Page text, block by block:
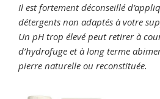
Il est fortement déconseillé
détergents non adaptés à votre
Un pH trop élevé peut retirer à
d’hydrofuge et à long terme
pierre naturelle ou reconstituée.